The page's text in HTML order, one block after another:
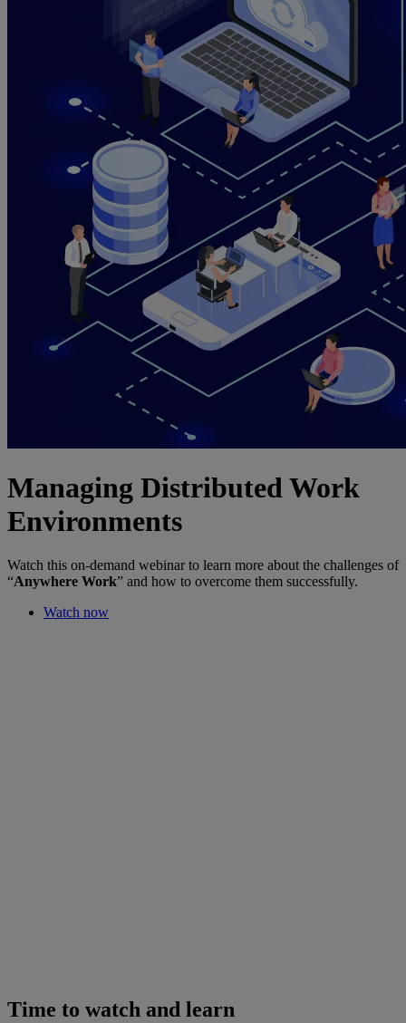
Managing Distributed Work
Environments
Watch this on-demand webinar to learn more about the challenges of
“Anywhere Work” and how to overcome them successfully.
Watch now
Time to watch and learn